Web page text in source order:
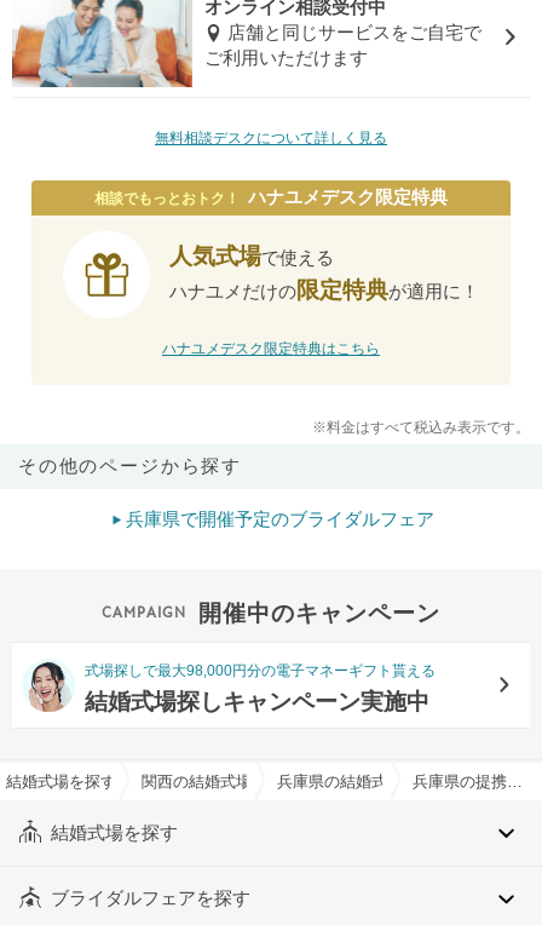
オンライン相談受付中
店舗と同じサービスをご自宅で
ご利用いただけます
無料相談デスクについて詳しく見る
相談でもっとおトク！ ハナユメデスク限定特典
人気式場で使える
ハナユメだけの限定特典が適用に！
ハナユメデスク限定特典はこちら
※料金はすべて税込み表示です。
その他のページから探す
兵庫県で開催予定のブライダルフェア
開催中のキャンペーン
式場探しで最大98,000円分の電子マネーギフト貰える
結婚式場探しキャンペーン実施中
結婚式場を探すならハナユメ
関西の結婚式場 兵庫県の結婚式場 兵庫県の提携神社有りでおすすめの結婚式場・挙式会場一覧
結婚式場を探す
ブライダルフェアを探す